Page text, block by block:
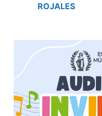
ROJALES